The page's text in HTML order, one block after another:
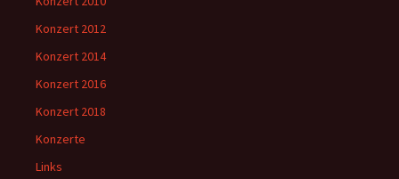
Konzert 2012
Konzert 2014
Konzert 2016
Konzert 2018
Konzerte
Links